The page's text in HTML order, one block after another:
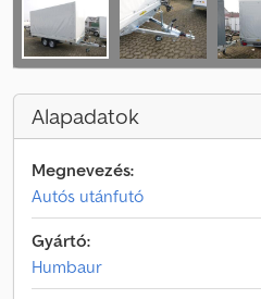
Alapadatok
Megnevezés:
Autós utánfutó
Gyártó:
Humbaur